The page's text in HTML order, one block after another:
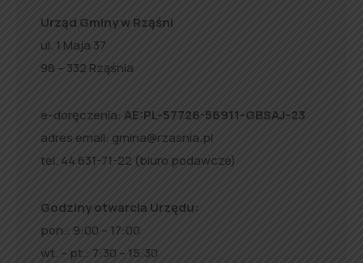
Urząd Gminy w Rząśni
ul. 1 Maja 37
98 – 332 Rząśnia
e-doręczenia: AE:PL-57726-56911-GBSAJ-23
adres email: gmina@rzasnia.pl
tel. 44 631-71-22 (biuro podawcze)
Godziny otwarcia Urzędu:
pon.: 9:00 – 17:00
wt. – pt.: 7:30 – 15:30